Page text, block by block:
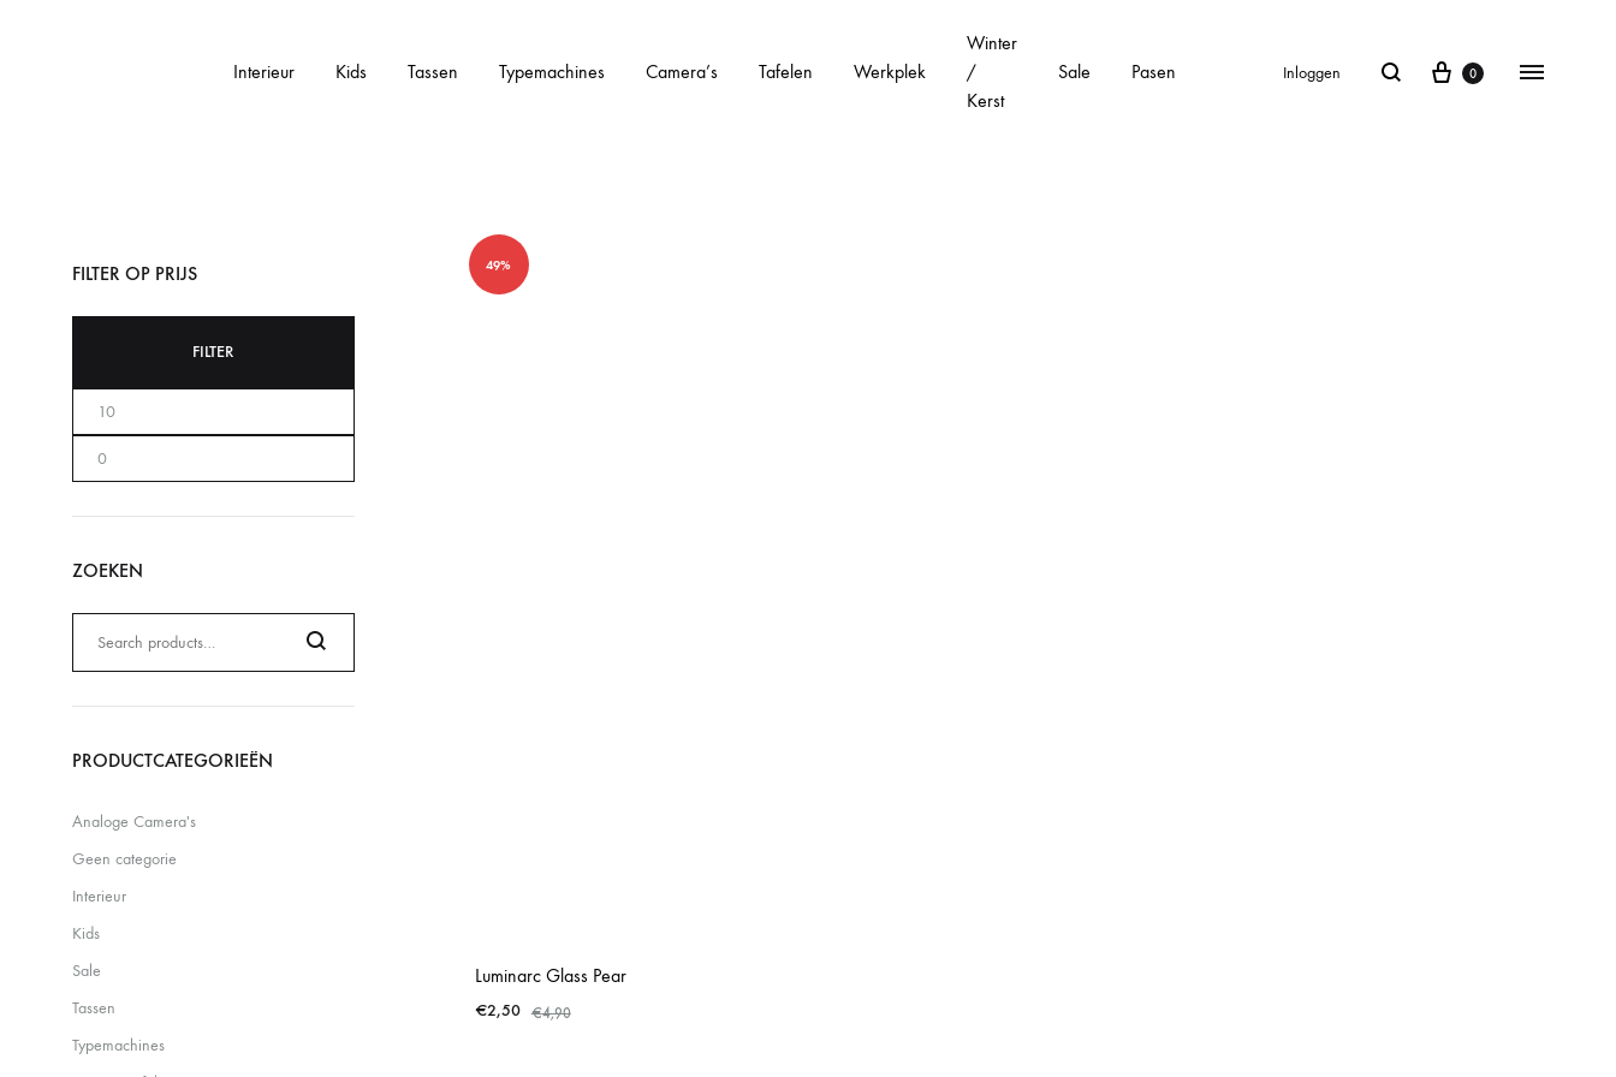
Interieur Kids Tassen Typemachines Camera’s Tafelen Werkplek
Winter
/
Kerst
Sale Pasen Inloggen 0
49%
Luminarc Glass Pear
€2,50 €4,90
FILTER OP PRIJS
FILTER
ZOEKEN
naar:
Search
PRODUCTCATEGORIEËN
Analoge Camera's
Geen categorie
Interieur
Kids
Sale
Tassen
Typemachines